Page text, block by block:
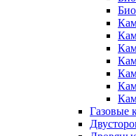
Газовые